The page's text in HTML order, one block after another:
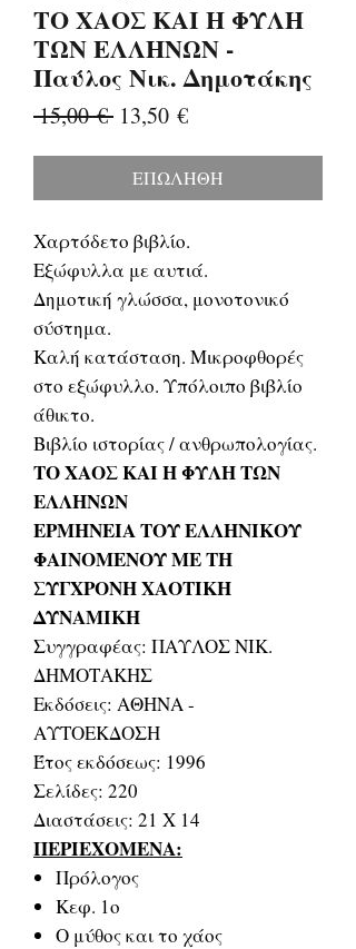
ΤΟ ΧΑΟΣ ΚΑΙ Η ΦΥΛΗ
ΤΩΝ ΕΛΛΗΝΩΝ -
Παύλος Νικ. Δημοτάκης
15,00 € Κανονική
13,50 €Τιμή
ΕΠΩΛΗΘΗ
Χαρτόδετο βιβλίο.
Εξώφυλλα με αυτιά.
Δημοτική γλώσσα, μονοτονικό
σύστημα.
Καλή κατάσταση. Μικροφθορές
στο εξώφυλλο. Υπόλοιπο βιβλίο
άθικτο.
Βιβλίο ιστορίας / ανθρωπολογίας.
ΤΟ ΧΑΟΣ ΚΑΙ Η ΦΥΛΗ ΤΩΝ
ΕΛΛΗΝΩΝ
ΕΡΜΗΝΕΙΑ ΤΟΥ ΕΛΛΗΝΙΚΟΥ
ΦΑΙΝΟΜΕΝΟΥ ΜΕ ΤΗ
ΣΥΓΧΡΟΝΗ ΧΑΟΤΙΚΗ
ΔΥΝΑΜΙΚΗ
Συγγραφέας: ΠΑΥΛΟΣ ΝΙΚ.
ΔΗΜΟΤΑΚΗΣ
Εκδόσεις: ΑΘΗΝΑ -
ΑΥΤΟΕΚΔΟΣΗ
Έτος εκδόσεως: 1996
Σελίδες: 220
Διαστάσεις: 21 Χ 14
ΠΕΡΙΕΧΟΜΕΝΑ:
Πρόλογος
Κεφ. 1ο
Ο μύθος και το χάος